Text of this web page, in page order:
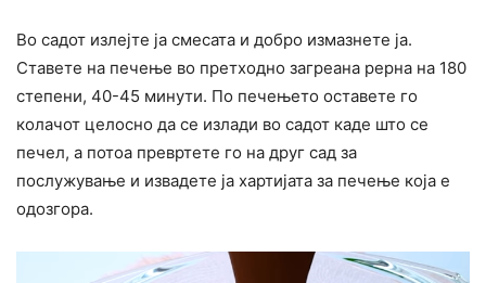
Во садот излејте ја смесата и добро измазнете ја.
Ставете на печење во претходно загреана рерна на 180
степени, 40-45 минути. По печењето оставете го
колачот целосно да се излади во садот каде што се
печел, а потоа превртете го на друг сад за
послужување и извадете ја хартијата за печење која е
одозгора.